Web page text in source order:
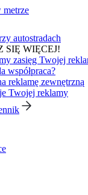
metrze
autostradach
SIĘ WIĘCEJ!
zasięg Twojej
współpraca?
reklamę zewnętrzną
Twojej reklamy